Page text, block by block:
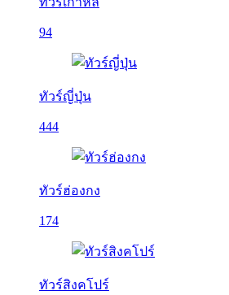
94
ทัวร์ญี่ปุ่น
444
ทัวร์ฮ่องกง
174
ทัวร์สิงคโปร์